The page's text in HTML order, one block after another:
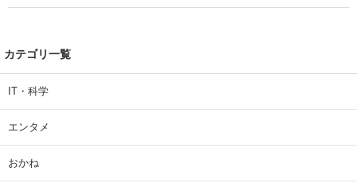
| 大学 ねとらぼリサーチ
カテゴリ一覧
IT・科学
エンタメ
おかね